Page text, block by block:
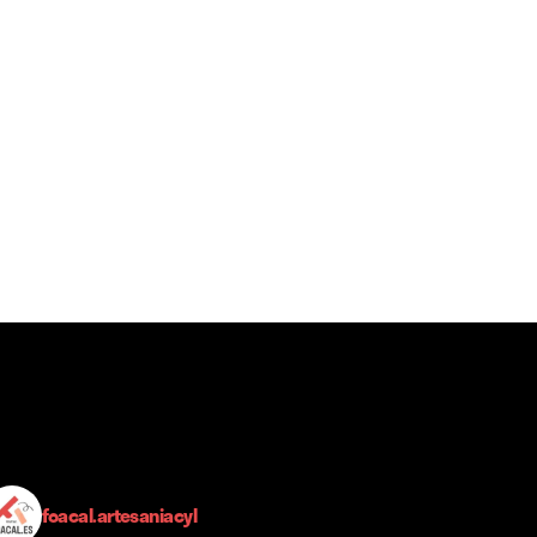
foacal.artesaniacyl